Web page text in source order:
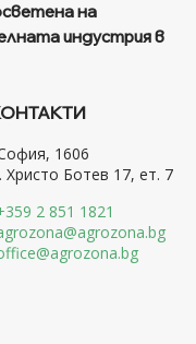
на
индустрия в
1606
Христо Ботев 17, ет. 7
2 851 1821